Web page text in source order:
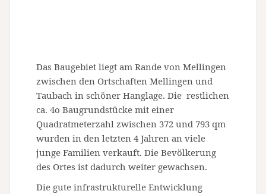
Das Baugebiet liegt am Rande von Mellingen
zwischen den Ortschaften Mellingen und
Taubach in schöner Hanglage. Die restlichen
ca. 4o Baugrundstücke mit einer
Quadratmeterzahl zwischen 372 und 793 qm
wurden in den letzten 4 Jahren an viele
junge Familien verkauft. Die Bevölkerung
des Ortes ist dadurch weiter gewachsen.
Die gute infrastrukturelle Entwicklung